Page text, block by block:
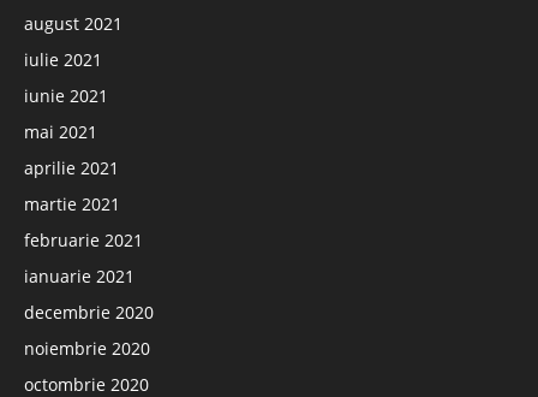
august 2021
iulie 2021
iunie 2021
mai 2021
aprilie 2021
martie 2021
februarie 2021
ianuarie 2021
decembrie 2020
noiembrie 2020
octombrie 2020